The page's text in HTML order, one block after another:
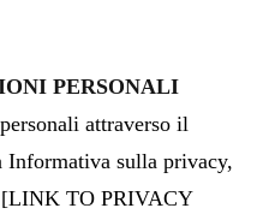
PERSONALI
attraverso il
Informativa sulla privacy,
[LINK TO PRIVACY